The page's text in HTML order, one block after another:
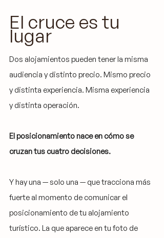
El cruce es tu
lugar
Dos alojamientos pueden tener la misma
audiencia y distinto precio. Mismo precio
y distinta experiencia. Misma experiencia
y distinta operación.
El posicionamiento nace en cómo se
cruzan tus cuatro decisiones.
Y hay una — solo una — que tracciona más
fuerte al momento de comunicar el
posicionamiento de tu alojamiento
turístico. La que aparece en tu foto de